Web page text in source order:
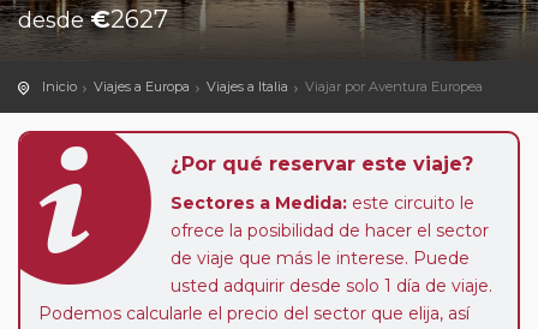
desde€2627
Inicio Viajes a Europa Viajes a Italia Viajar por Aventura Europea
¿Por qué reservar este viaje?
Sectores a Medida: este circuito le
ofrece la posibilidad de hacer el sector
de viaje que más le interese. Puede
usted adquirir desde solo 1 día de viaje.
Podemos calcularle el precio del sector que elija, así